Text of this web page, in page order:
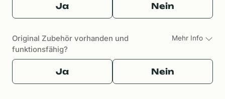
Ja Nein
Original Zubehör vorhanden und
funktionsfähig?
Mehr Info
Ja Nein